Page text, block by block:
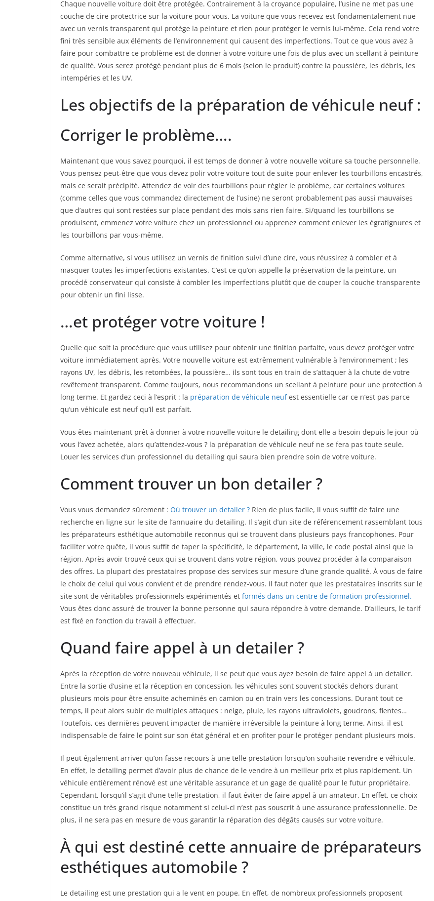
Chaque nouvelle voiture doit être protégée. Contrairement à la croyance populaire, l’usine ne met pas une
couche de cire protectrice sur la voiture pour vous. La voiture que vous recevez est fondamentalement nue
avec un vernis transparent qui protège la peinture et rien pour protéger le vernis lui-même. Cela rend votre
fini très sensible aux éléments de l’environnement qui causent des imperfections. Tout ce que vous avez à
faire pour combattre ce problème est de donner à votre voiture une fois de plus avec un scellant à peinture
de qualité. Vous serez protégé pendant plus de 6 mois (selon le produit) contre la poussière, les débris, les
intempéries et les UV.
Les objectifs de la préparation de véhicule neuf :
Corriger le problème….
Maintenant que vous savez pourquoi, il est temps de donner à votre nouvelle voiture sa touche personnelle.
Vous pensez peut-être que vous devez polir votre voiture tout de suite pour enlever les tourbillons encastrés,
mais ce serait précipité. Attendez de voir des tourbillons pour régler le problème, car certaines voitures
(comme celles que vous commandez directement de l’usine) ne seront probablement pas aussi mauvaises
que d’autres qui sont restées sur place pendant des mois sans rien faire. Si/quand les tourbillons se
produisent, emmenez votre voiture chez un professionnel ou apprenez comment enlever les égratignures et
les tourbillons par vous-même.
Comme alternative, si vous utilisez un vernis de finition suivi d’une cire, vous réussirez à combler et à
masquer toutes les imperfections existantes. C’est ce qu’on appelle la préservation de la peinture, un
procédé conservateur qui consiste à combler les imperfections plutôt que de couper la couche transparente
pour obtenir un fini lisse.
…et protéger votre voiture !
Quelle que soit la procédure que vous utilisez pour obtenir une finition parfaite, vous devez protéger votre
voiture immédiatement après. Votre nouvelle voiture est extrêmement vulnérable à l’environnement ; les
rayons UV, les débris, les retombées, la poussière… ils sont tous en train de s’attaquer à la chute de votre
revêtement transparent. Comme toujours, nous recommandons un scellant à peinture pour une protection à
long terme. Et gardez ceci à l’esprit : la préparation de véhicule neufest essentielle car ce n’est pas parce
qu’un véhicule est neuf qu’il est parfait.
Vous êtes maintenant prêt à donner à votre nouvelle voiture le detailing dont elle a besoin depuis le jour où
vous l’avez achetée, alors qu’attendez-vous ? la préparation de véhicule neuf ne se fera pas toute seule.
Louer les services d’un professionnel du detailing qui saura bien prendre soin de votre voiture.
Comment trouver un bon detailer ?
Vous vous demandez sûrement : Où trouver un detailer ? Rien de plus facile, il vous suffit de faire une
recherche en ligne sur le site de l’annuaire du detailing. Il s’agit d’un site de référencement rassemblant tous
les préparateurs esthétique automobile reconnus qui se trouvent dans plusieurs pays francophones. Pour
faciliter votre quête, il vous suffit de taper la spécificité, le département, la ville, le code postal ainsi que la
région. Après avoir trouvé ceux qui se trouvent dans votre région, vous pouvez procéder à la comparaison
des offres. La plupart des prestataires propose des services sur mesure d’une grande qualité. À vous de faire
le choix de celui qui vous convient et de prendre rendez-vous. Il faut noter que les prestataires inscrits sur le
site sont de véritables professionnels expérimentés et formés dans un centre de formation professionnel.
Vous êtes donc assuré de trouver la bonne personne qui saura répondre à votre demande. D’ailleurs, le tarif
est fixé en fonction du travail à effectuer.
Quand faire appel à un detailer ?
Après la réception de votre nouveau véhicule, il se peut que vous ayez besoin de faire appel à un detailer.
Entre la sortie d’usine et la réception en concession, les véhicules sont souvent stockés dehors durant
plusieurs mois pour être ensuite acheminés en camion ou en train vers les concessions. Durant tout ce
temps, il peut alors subir de multiples attaques : neige, pluie, les rayons ultraviolets, goudrons, fientes…
Toutefois, ces dernières peuvent impacter de manière irréversible la peinture à long terme. Ainsi, il est
indispensable de faire le point sur son état général et en profiter pour le protéger pendant plusieurs mois.
Il peut également arriver qu’on fasse recours à une telle prestation lorsqu’on souhaite revendre e véhicule.
En effet, le detailing permet d’avoir plus de chance de le vendre à un meilleur prix et plus rapidement. Un
véhicule entièrement rénové est une véritable assurance et un gage de qualité pour le futur propriétaire.
Cependant, lorsqu’il s’agit d’une telle prestation, il faut éviter de faire appel à un amateur. En effet, ce choix
constitue un très grand risque notamment si celui-ci n’est pas souscrit à une assurance professionnelle. De
plus, il ne sera pas en mesure de vous garantir la réparation des dégâts causés sur votre voiture.
À qui est destiné cette annuaire de préparateurs
esthétiques automobile ?
Le detailing est une prestation qui a le vent en poupe. En effet, de nombreux professionnels proposent